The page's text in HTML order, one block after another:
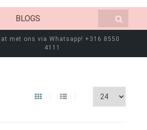
BLOGS
met ons via Whatsapp! +316 8550
4111